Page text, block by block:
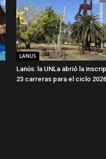
LANUS
Lanús: la UNLa abrió la
23 carreras para el ciclo 2026